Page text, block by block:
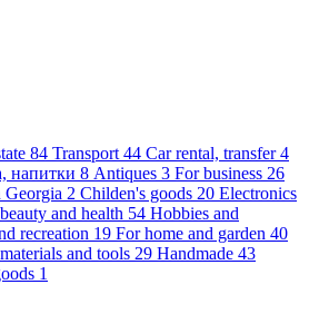
84 Transport 44 Car rental, transfer 4
напитки 8 Antiques 3 For business 26
Georgia 2 Childen's goods 20 Electronics
beauty and health 54 Hobbies and
recreation 19 For home and garden 40
and tools 29 Handmade 43
1